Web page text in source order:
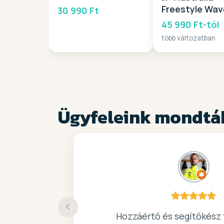
30 990 Ft
Freestyle
PB Fin 2026
45 990 Ft-tól
több változatban
Ügyfeleink
Hozzáértő és
kiváló surf-ös bolt ..
Nagyon kedves elado,
Köszönöm a gyors,